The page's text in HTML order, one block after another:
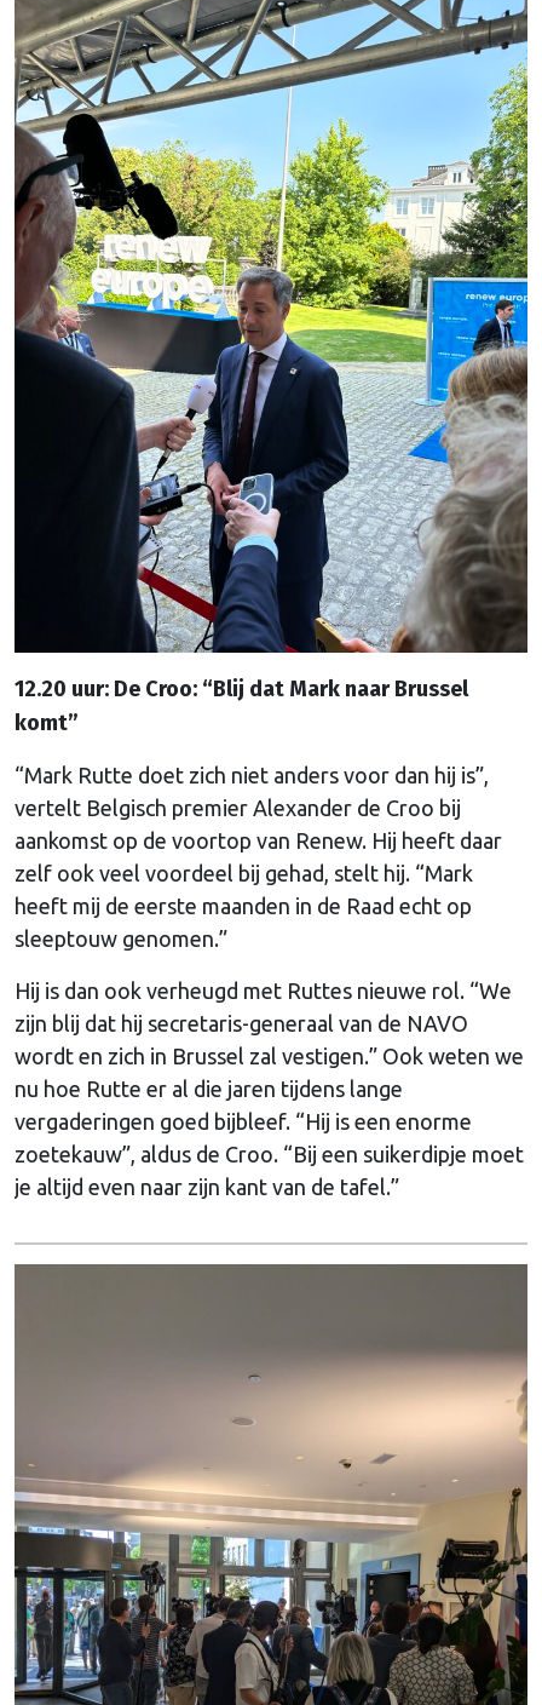
12.20 uur: De Croo: “Blij dat Mark naar Brussel
komt”
“Mark Rutte doet zich niet anders voor dan hij is”,
vertelt Belgisch premier Alexander de Croo bij
aankomst op de voortop van Renew. Hij heeft daar
zelf ook veel voordeel bij gehad, stelt hij. “Mark
heeft mij de eerste maanden in de Raad echt op
sleeptouw genomen.”
Hij is dan ook verheugd met Ruttes nieuwe rol. “We
zijn blij dat hij secretaris-generaal van de NAVO
wordt en zich in Brussel zal vestigen.” Ook weten we
nu hoe Rutte er al die jaren tijdens lange
vergaderingen goed bijbleef. “Hij is een enorme
zoetekauw”, aldus de Croo. “Bij een suikerdipje moet
je altijd even naar zijn kant van de tafel.”